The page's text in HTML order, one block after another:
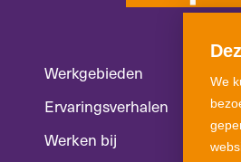
We
Werkgebieden
Ervaringsverhalen
Werken bij